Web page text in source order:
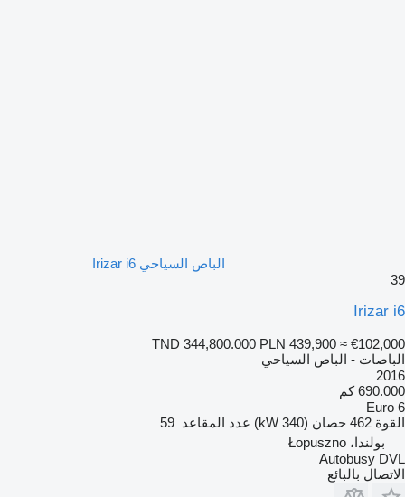
الباص السياحي Irizar i6
39
Irizar i6
TND 344,800.000 PLN 439,900 ≈ €102,000
الباصات - الباص السياحي
2016
690.000 كم
Euro 6
القوة 462 حصان (340 kW) عدد المقاعد 59
بولندا، Łopuszno
Autobusy DVL
الاتصال بالبائع